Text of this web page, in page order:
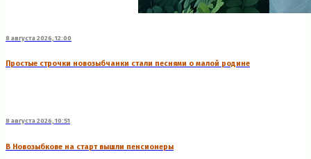
8 августа 2026, 12:00
Простые строчки новозыбчанки стали песнями о малой родине
8 августа 2026, 10:51
В Новозыбкове на старт вышли пенсионеры